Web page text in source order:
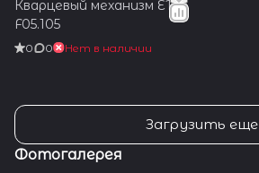
Кварцевый механизм ETA
F05.105
0 0 Нет в наличии
Загрузить еще
Фотогалерея